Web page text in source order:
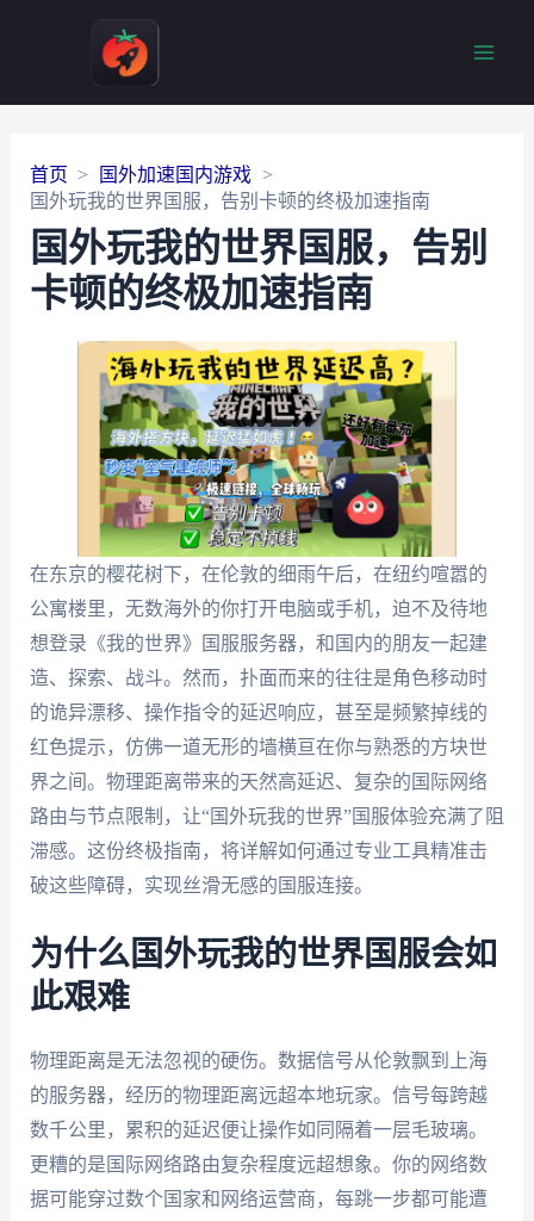
首页
国外加速国内游戏
国外玩我的世界国服，告别卡顿的终极加速指南
国外玩我的世界国服，告别
卡顿的终极加速指南
在东京的樱花树下，在伦敦的细雨午后，在纽约喧嚣的
公寓楼里，无数海外的你打开电脑或手机，迫不及待地
想登录《我的世界》国服服务器，和国内的朋友一起建
造、探索、战斗。然而，扑面而来的往往是角色移动时
的诡异漂移、操作指令的延迟响应，甚至是频繁掉线的
红色提示，仿佛一道无形的墙横亘在你与熟悉的方块世
界之间。物理距离带来的天然高延迟、复杂的国际网络
路由与节点限制，让“国外玩我的世界”国服体验充满了阻
滞感。这份终极指南，将详解如何通过专业工具精准击
破这些障碍，实现丝滑无感的国服连接。
为什么国外玩我的世界国服会如
此艰难
物理距离是无法忽视的硬伤。数据信号从伦敦飘到上海
的服务器，经历的物理距离远超本地玩家。信号每跨越
数千公里，累积的延迟便让操作如同隔着一层毛玻璃。
更糟的是国际网络路由复杂程度远超想象。你的网络数
据可能穿过数个国家和网络运营商，每跳一步都可能遭